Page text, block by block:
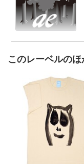
このレーベルの